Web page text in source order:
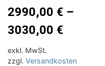
2990,00 € –
3030,00 €
exkl. MwSt.
zzgl. Versandkosten